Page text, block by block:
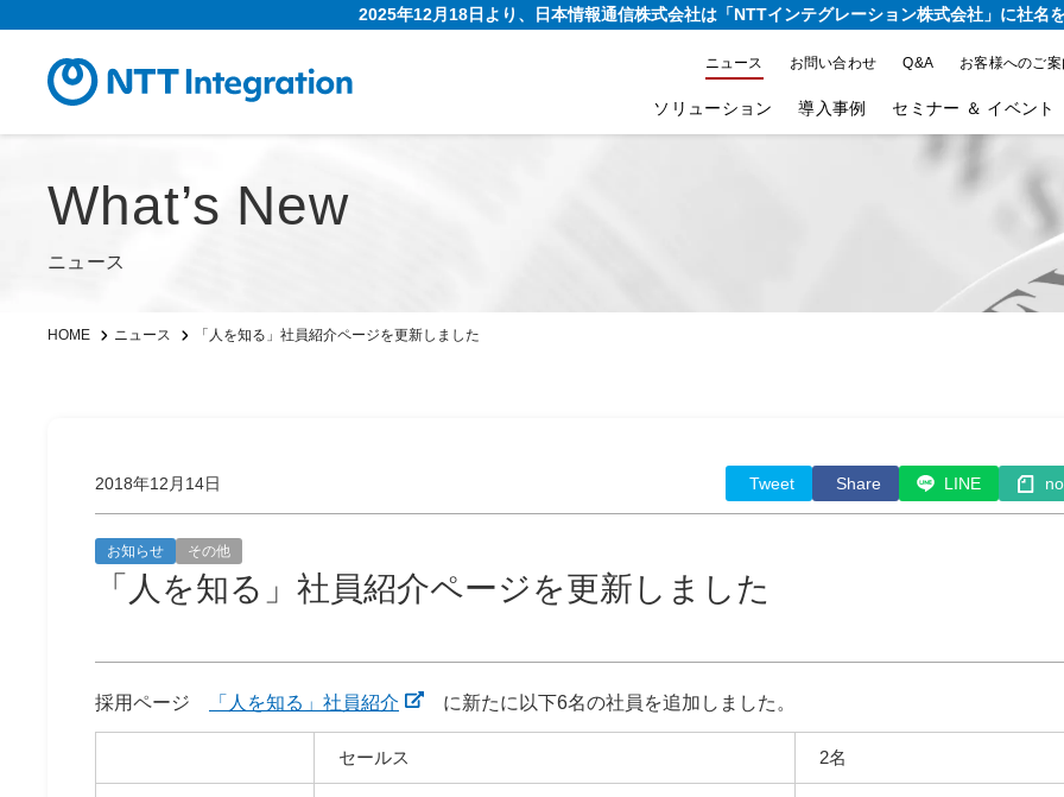
2025年12月18日より、日本情報通信株式会社は「NTTインテグレーション株式会社」に社名
ニュース お問い合わせ Q&A お客様へのご
ソリューション 導入事例 セミナー ＆ イベント
What’s New
ニュース
HOME ニュース 「人を知る」社員紹介ページを更新しました
2018年12月14日 Tweet Share LINE
お知らせ その他
「人を知る」社員紹介ページを更新しました
採用ページ 「人を知る」社員紹介 に新たに以下6名の社員を追加しました。
セールス 2名